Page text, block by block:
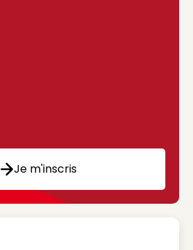
Je m'inscris